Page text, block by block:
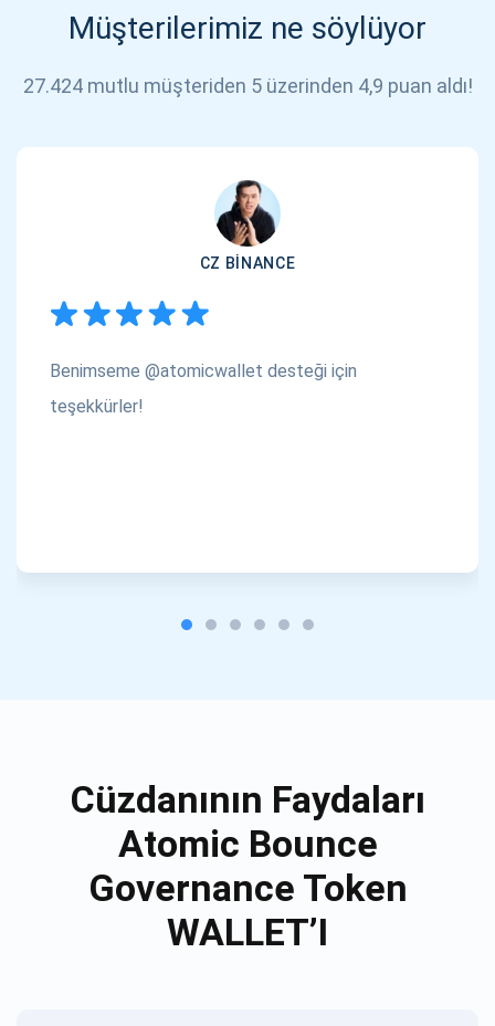
Müşterilerimiz ne söylüyor
27.424 mutlu müşteriden 5 üzerinden 4,9 puan aldı!
CZ BINANCE
Benimseme @atomicwallet desteği için
teşekkürler!
Cüzdanının Faydaları
Atomic Bounce
Governance Token
WALLET’I